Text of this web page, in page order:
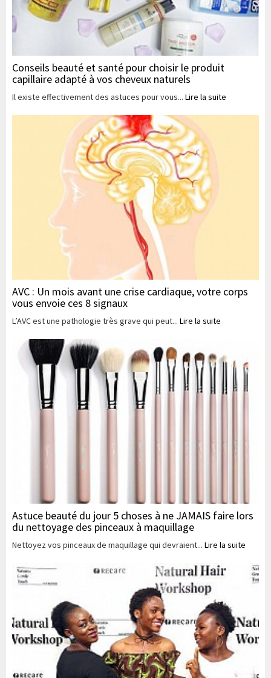
Conseils beauté et santé pour choisir le produit
capillaire adapté à vos cheveux naturels
Il existe effectivement des astuces pour vous... Lire la suite
AVC : Un mois avant une crise cardiaque, votre corps
vous envoie ces 8 signaux
L’AVC est une pathologie très grave qui peut... Lire la suite
Astuce beauté du jour 5 choses à ne JAMAIS faire lors
du nettoyage des pinceaux à maquillage
Nettoyez vos pinceaux de maquillage qui devraient... Lire la suite